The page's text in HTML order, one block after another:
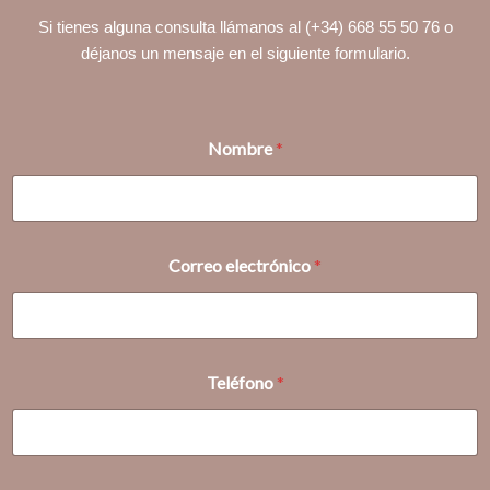
Si tienes alguna consulta llámanos al (+34) 668 55 50 76 o
déjanos un mensaje en el siguiente formulario.
Nombre*
Correo electrónico *
o
r
Teléfono *